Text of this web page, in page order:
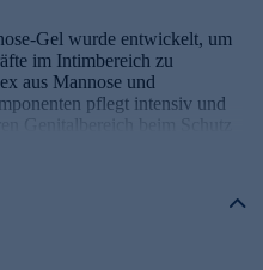
Gel wurde entwickelt, um
im Intimbereich zu
aus Mannose und
pflegt intensiv und
Genitalbereich beim Schutz
ausgeglichene Hautflora im
Immunsystem